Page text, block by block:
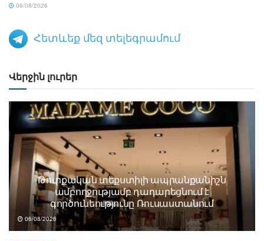
06/08/2026
Հետևեք մեզ տելեգրամում
Վերջին լուրեր
Թուրքական տեքստիլի ապրանքանիշն
ամբողջությամբ դադարեցնում է
գործունեությունը Ռուսաստանում
06/08/2026